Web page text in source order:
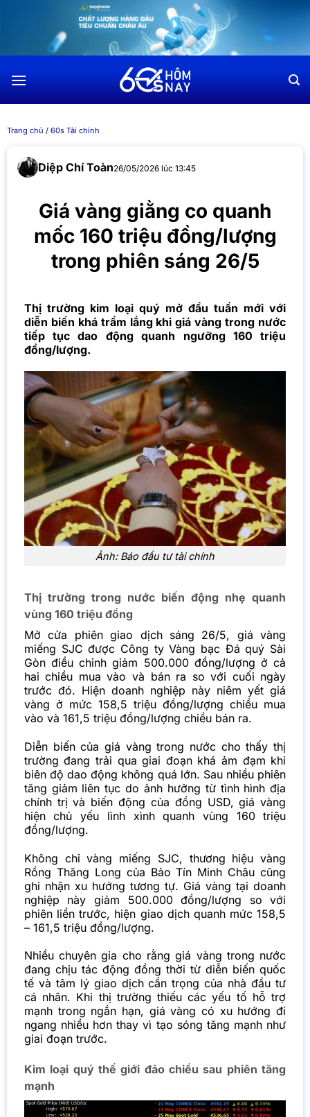
dung
Trang chủ / 60s Tài chính
Diệp Chí Toàn26/05/2026 lúc 13:45
Giá vàng giằng co quanh
mốc 160 triệu đồng/lượng
trong phiên sáng 26/5
Thị trường kim loại quý mở đầu tuần mới với
diễn biến khá trầm lắng khi giá vàng trong nước
tiếp tục dao động quanh ngưỡng 160 triệu
đồng/lượng.
Ảnh: Báo đầu tư tài chính
Thị trường trong nước biến động nhẹ quanh
vùng 160 triệu đồng
Mở cửa phiên giao dịch sáng 26/5, giá vàng
miếng SJC được Công ty Vàng bạc Đá quý Sài
Gòn điều chỉnh giảm 500.000 đồng/lượng ở cả
hai chiều mua vào và bán ra so với cuối ngày
trước đó. Hiện doanh nghiệp này niêm yết giá
vàng ở mức 158,5 triệu đồng/lượng chiều mua
vào và 161,5 triệu đồng/lượng chiều bán ra.
Diễn biến của giá vàng trong nước cho thấy thị
trường đang trải qua giai đoạn khá ảm đạm khi
biên độ dao động không quá lớn. Sau nhiều phiên
tăng giảm liên tục do ảnh hưởng từ tình hình địa
chính trị và biến động của đồng USD, giá vàng
hiện chủ yếu lình xình quanh vùng 160 triệu
đồng/lượng.
Không chỉ vàng miếng SJC, thương hiệu vàng
Rồng Thăng Long của Bảo Tín Minh Châu cũng
ghi nhận xu hướng tương tự. Giá vàng tại doanh
nghiệp này giảm 500.000 đồng/lượng so với
phiên liền trước, hiện giao dịch quanh mức 158,5
– 161,5 triệu đồng/lượng.
Nhiều chuyên gia cho rằng giá vàng trong nước
đang chịu tác động đồng thời từ diễn biến quốc
tế và tâm lý giao dịch cẩn trọng của nhà đầu tư
cá nhân. Khi thị trường thiếu các yếu tố hỗ trợ
mạnh trong ngắn hạn, giá vàng có xu hướng đi
ngang nhiều hơn thay vì tạo sóng tăng mạnh như
giai đoạn trước.
Kim loại quý thế giới đảo chiều sau phiên tăng
mạnh